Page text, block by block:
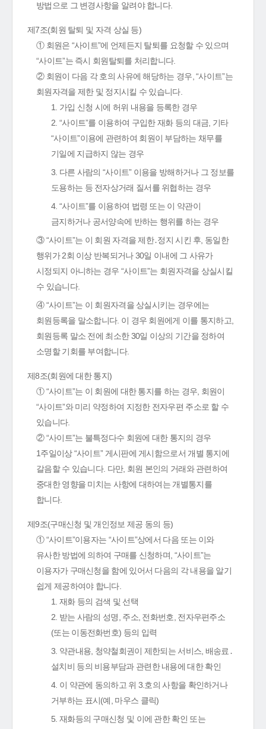
방법으로 그 변경사항을 알려야 합니다.
제7조(회원 탈퇴 및 자격 상실 등)
① 회원은 “사이트”에 언제든지 탈퇴를 요청할 수 있으며
“사이트”는 즉시 회원탈퇴를 처리합니다.
② 회원이 다음 각 호의 사유에 해당하는 경우, “사이트”는
회원자격을 제한 및 정지시킬 수 있습니다.
1. 가입 신청 시에 허위 내용을 등록한 경우
2. “사이트”를 이용하여 구입한 재화 등의 대금, 기타
“사이트”이용에 관련하여 회원이 부담하는 채무를
기일에 지급하지 않는 경우
3. 다른 사람의 “사이트” 이용을 방해하거나 그 정보를
도용하는 등 전자상거래 질서를 위협하는 경우
4. “사이트”를 이용하여 법령 또는 이 약관이
금지하거나 공서양속에 반하는 행위를 하는 경우
③ “사이트”는 이 회원 자격을 제한․정지 시킨 후, 동일한
행위가 2회 이상 반복되거나 30일 이내에 그 사유가
시정되지 아니하는 경우 “사이트”는 회원자격을 상실시킬
수 있습니다.
④ “사이트”는 이 회원자격을 상실시키는 경우에는
회원등록을 말소합니다. 이 경우 회원에게 이를 통지하고,
회원등록 말소 전에 최소한 30일 이상의 기간을 정하여
소명할 기회를 부여합니다.
제8조(회원에 대한 통지)
① “사이트”는 이 회원에 대한 통지를 하는 경우, 회원이
“사이트”와 미리 약정하여 지정한 전자우편 주소로 할 수
있습니다.
② “사이트”는 불특정다수 회원에 대한 통지의 경우
1주일이상 “사이트” 게시판에 게시함으로서 개별 통지에
갈음할 수 있습니다. 다만, 회원 본인의 거래와 관련하여
중대한 영향을 미치는 사항에 대하여는 개별통지를
합니다.
제9조(구매신청 및 개인정보 제공 동의 등)
① “사이트”이용자는 “사이트”상에서 다음 또는 이와
유사한 방법에 의하여 구매를 신청하며, “사이트”는
이용자가 구매신청을 함에 있어서 다음의 각 내용을 알기
쉽게 제공하여야 합니다.
1. 재화 등의 검색 및 선택
2. 받는 사람의 성명, 주소, 전화번호, 전자우편주소
(또는 이동전화번호) 등의 입력
3. 약관내용, 청약철회권이 제한되는 서비스, 배송료․
설치비 등의 비용부담과 관련한 내용에 대한 확인
4. 이 약관에 동의하고 위 3.호의 사항을 확인하거나
거부하는 표시(예, 마우스 클릭)
5. 재화등의 구매신청 및 이에 관한 확인 또는